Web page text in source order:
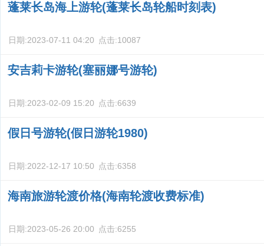
蓬莱长岛海上游轮(蓬莱长岛轮船时刻表)
日期:2023-07-11 04:20 点击:10087
安吉莉卡游轮(塞丽娜号游轮)
日期:2023-02-09 15:20 点击:6639
假日号游轮(假日游轮1980)
日期:2022-12-17 10:50 点击:6358
海南旅游轮渡价格(海南轮渡收费标准)
日期:2023-05-26 20:00 点击:6255